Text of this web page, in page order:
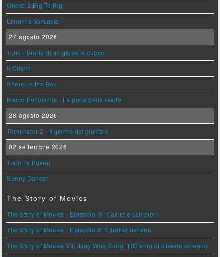
Ghost: 2 Big To Rig
Limoni a Varsavia
27 agosto 2026
Tony - Diario di un giovane cuoco
Il Cileno
Sheep in the Box
Marco Bellocchio - La porta della realtà
28 agosto 2026
Terminator 2 - Il giorno del giudizio
02 settembre 2026
Train To Busan
Sunny Dancer
The Story of Movies
The Story of Movies - Episodio IX: Calcio e campioni
The Story of Movies - Episodio 8: Il thriller italiano
The Story of Movies VII: Jung Woo-Sung, 100 anni di cinema coreano